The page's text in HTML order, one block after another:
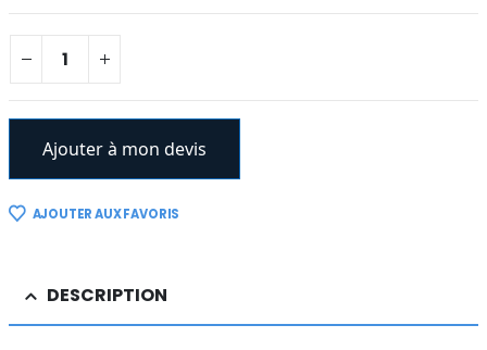
Ajouter à mon devis
AJOUTER AUX FAVORIS
DESCRIPTION